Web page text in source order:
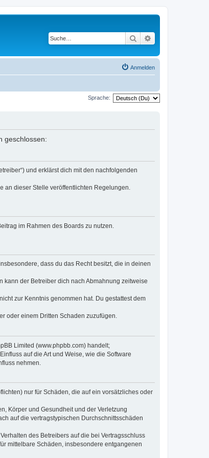
Suche
Anmelden
Sprache:
geschlossen:
und erklärst dich mit den nachfolgenden
an dieser Stelle veröffentlichten Regelungen.
im Rahmen des Boards zu nutzen.
dass du das Recht besitzt, die in deinen
kann der Betreiber dich nach Abmahnung zeitweise
zur Kenntnis genommen hat. Du gestattest dem
oder einem Dritten Schaden zuzufügen.
Limited (www.phpbb.com) handelt;
auf die Art und Weise, wie die Software
nehmen.
nur für Schäden, die auf ein vorsätzliches oder
Körper und Gesundheit und der Verletzung
auf die vertragstypischen Durchschnittsschäden
des Betreibers auf die bei Vertragsschluss
mittelbare Schäden, insbesondere entgangenen